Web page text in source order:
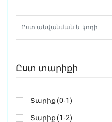
Ըստ տարիքի
Տարիք (0-1)
Տարիք (1-2)